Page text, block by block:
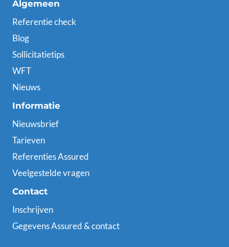
Algemeen
Referentie check
Blog
Sollicitatietips
WFT
Nieuws
Informatie
Nieuwsbrief
Tarieven
Referenties Assured
Veelgestelde vragen
Contact
Inschrijven
Gegevens Assured & contact